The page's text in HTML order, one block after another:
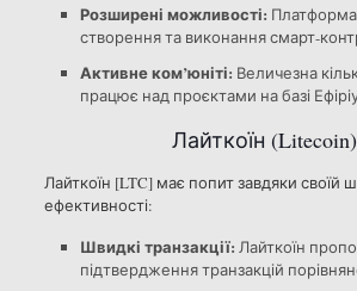
Розширені можливості:
створення та виконання смарт-
Активне ком’юніті: Величезна
працює над проєктами на базі
Лайткоїн
Лайткоїн [LTC] має попит завдяки своїй
ефективності:
Швидкі транзакції: Лайткоїн
підтвердження транзакцій